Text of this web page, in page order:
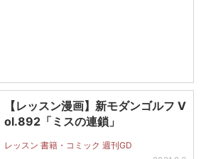
【レッスン漫画】新モダンゴルフ V
ol.892「ミスの連鎖」
レッスン 書籍・コミック 週刊GD